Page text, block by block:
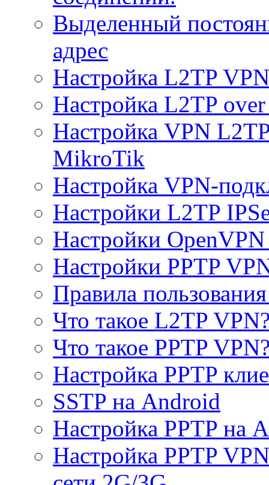
Выделенный
адрес
Настройка L2TP
Настройка L2TP
Настройка VPN
MikroTik
Настройка VPN-
Настройки L2TP
Настройки
Настройки PPTP
Правила
Что такое L2TP
Что такое PPTP
Настройка PPTP
SSTP на Android
Настройка PPTP на
Настройка PPTP